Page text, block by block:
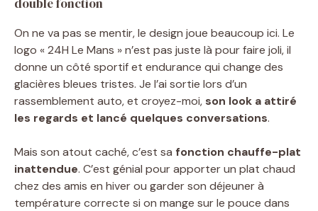
On ne va pas se mentir, le design joue beaucoup ici. Le
logo « 24H Le Mans » n’est pas juste là pour faire joli, il
donne un côté sportif et endurance qui change des
glacières bleues tristes. Je l’ai sortie lors d’un
rassemblement auto, et croyez-moi, son look a attiré
les regards et lancé quelques conversations.
Mais son atout caché, c’est sa fonction chauffe-plat
inattendue. C’est génial pour apporter un plat chaud
chez des amis en hiver ou garder son déjeuner à
température correcte si on mange sur le pouce dans